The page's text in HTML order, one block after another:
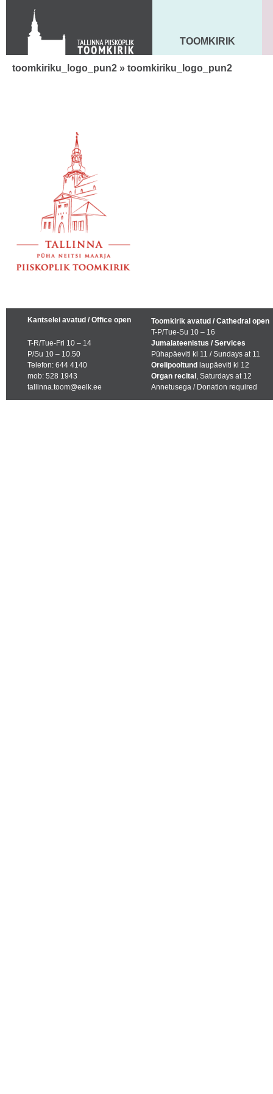
Toom-Kooli 6, 10130 TALLINN
tallinna.toom
+372 644 4140
MAARJA KIRIK
TOOMKIRIK
toomkiriku_logo_pun2 » toomkiriku_logo_pun2
Kantselei avatud / Office open
T-R/Tue-Fri 10 – 14
P/Su 10 – 10.50
Telefon: 644 4140
mob: 528 1943
tallinna.toom@eelk.ee
Toomkirik avatud / Cathedral open
T-P/Tue-Su 10 – 16
Jumalateenistus / Services
Pühapäeviti kl 11 / Sundays at 11
Orelipooltund laupäeviti kl 12
Organ recital , Saturdays at 12
Annetusega / Donation required